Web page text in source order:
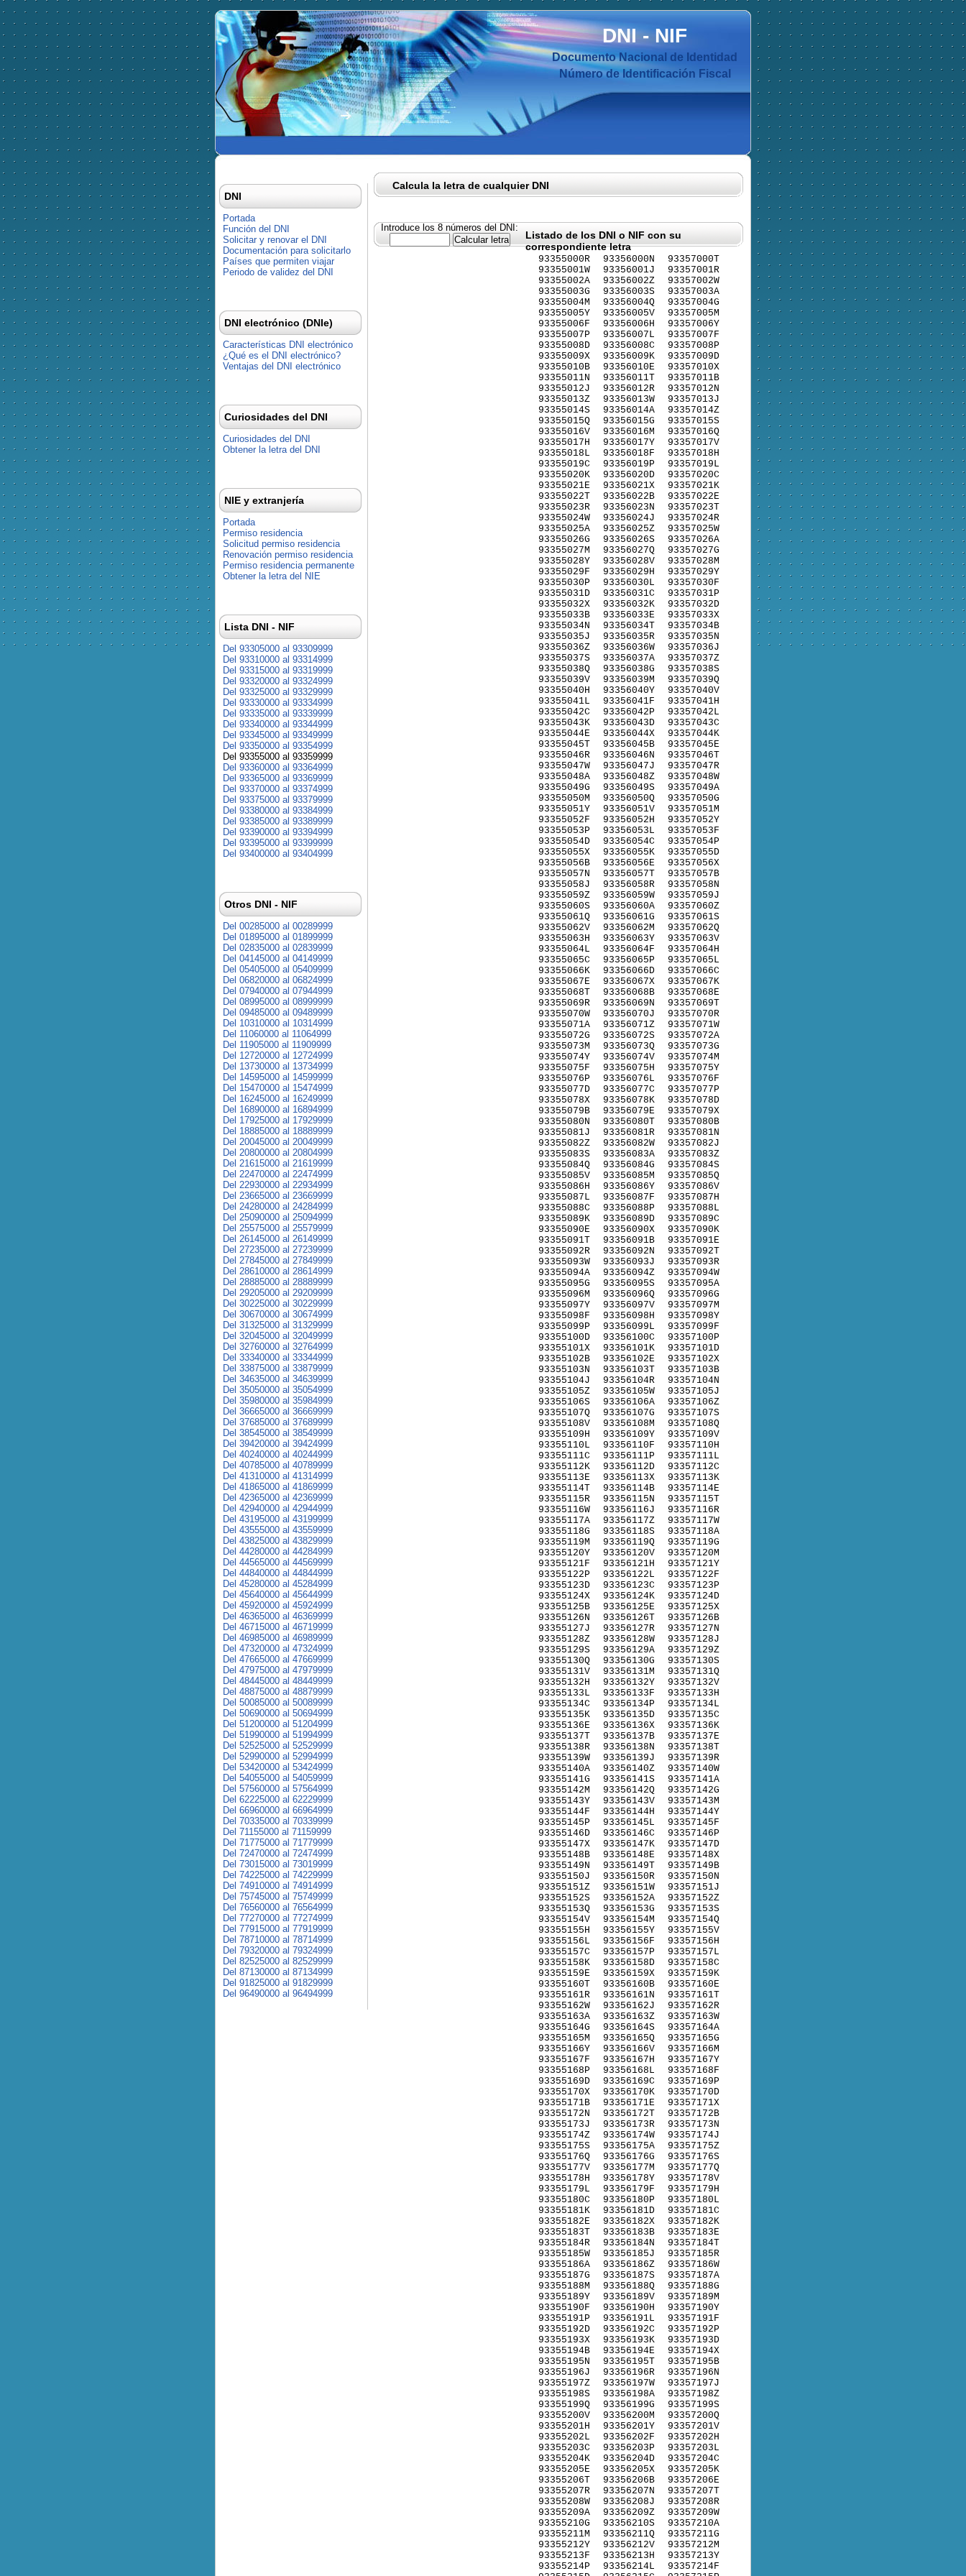
DNI-NIF
Documento Nacional de Identidad
Número de Identificación Fiscal
Calcula la letra de cualquier DNI
Introduce los 8 números del DNI:
Listado de los DNI o NIF con su
correspondiente letra
93355000R
93355001W
93355002A
93355003G
93355004M
93355005Y
93355006F
93355007P
93355008D
93355009X
93355010B
93355011N
93355012J
93355013Z
93355014S
93355015Q
93355016V
93355017H
93355018L
93355019C
93355020K
93355021E
93355022T
93355023R
93355024W
93355025A
93355026G
93355027M
93355028Y
93355029F
93355030P
93355031D
93355032X
93355033B
93355034N
93355035J
93355036Z
93355037S
93355038Q
93355039V
93355040H
93355041L
93355042C
93355043K
93355044E
93355045T
93355046R
93355047W
93355048A
93355049G
93355050M
93355051Y
93355052F
93355053P
93355054D
93355055X
93355056B
93355057N
93355058J
93355059Z
93355060S
93355061Q
93355062V
93355063H
93355064L
93355065C
93355066K
93355067E
93355068T
93355069R
93355070W
93355071A
93355072G
93355073M
93355074Y
93355075F
93355076P
93355077D
93355078X
93355079B
93355080N
93355081J
93355082Z
93355083S
93355084Q
93355085V
93355086H
93355087L
93355088C
93355089K
93355090E
93355091T
93355092R
93355093W
93355094A
93355095G
93355096M
93355097Y
93355098F
93355099P
93355100D
93355101X
93355102B
93355103N
93355104J
93355105Z
93355106S
93355107Q
93355108V
93355109H
93355110L
93355111C
93355112K
93355113E
93355114T
93355115R
93355116W
93355117A
93355118G
93355119M
93355120Y
93355121F
93355122P
93355123D
93355124X
93355125B
93355126N
93355127J
93355128Z
93355129S
93355130Q
93355131V
93355132H
93355133L
93355134C
93355135K
93355136E
93355137T
93355138R
93355139W
93355140A
93355141G
93355142M
93355143Y
93355144F
93355145P
93355146D
93355147X
93355148B
93355149N
93355150J
93355151Z
93355152S
93355153Q
93355154V
93355155H
93355156L
93355157C
93355158K
93355159E
93355160T
93355161R
93355162W
93355163A
93355164G
93355165M
93355166Y
93355167F
93355168P
93355169D
93355170X
93355171B
93355172N
93355173J
93355174Z
93355175S
93355176Q
93355177V
93355178H
93355179L
93355180C
93355181K
93355182E
93355183T
93355184R
93355185W
93355186A
93355187G
93355188M
93355189Y
93355190F
93355191P
93355192D
93355193X
93355194B
93355195N
93355196J
93355197Z
93355198S
93355199Q
93355200V
93355201H
93355202L
93355203C
93355204K
93355205E
93355206T
93355207R
93355208W
93355209A
93355210G
93355211M
93355212Y
93355213F
93355214P
93356000N
93356001J
93356002Z
93356003S
93356004Q
93356005V
93356006H
93356007L
93356008C
93356009K
93356010E
93356011T
93356012R
93356013W
93356014A
93356015G
93356016M
93356017Y
93356018F
93356019P
93356020D
93356021X
93356022B
93356023N
93356024J
93356025Z
93356026S
93356027Q
93356028V
93356029H
93356030L
93356031C
93356032K
93356033E
93356034T
93356035R
93356036W
93356037A
93356038G
93356039M
93356040Y
93356041F
93356042P
93356043D
93356044X
93356045B
93356046N
93356047J
93356048Z
93356049S
93356050Q
93356051V
93356052H
93356053L
93356054C
93356055K
93356056E
93356057T
93356058R
93356059W
93356060A
93356061G
93356062M
93356063Y
93356064F
93356065P
93356066D
93356067X
93356068B
93356069N
93356070J
93356071Z
93356072S
93356073Q
93356074V
93356075H
93356076L
93356077C
93356078K
93356079E
93356080T
93356081R
93356082W
93356083A
93356084G
93356085M
93356086Y
93356087F
93356088P
93356089D
93356090X
93356091B
93356092N
93356093J
93356094Z
93356095S
93356096Q
93356097V
93356098H
93356099L
93356100C
93356101K
93356102E
93356103T
93356104R
93356105W
93356106A
93356107G
93356108M
93356109Y
93356110F
93356111P
93356112D
93356113X
93356114B
93356115N
93356116J
93356117Z
93356118S
93356119Q
93356120V
93356121H
93356122L
93356123C
93356124K
93356125E
93356126T
93356127R
93356128W
93356129A
93356130G
93356131M
93356132Y
93356133F
93356134P
93356135D
93356136X
93356137B
93356138N
93356139J
93356140Z
93356141S
93356142Q
93356143V
93356144H
93356145L
93356146C
93356147K
93356148E
93356149T
93356150R
93356151W
93356152A
93356153G
93356154M
93356155Y
93356156F
93356157P
93356158D
93356159X
93356160B
93356161N
93356162J
93356163Z
93356164S
93356165Q
93356166V
93356167H
93356168L
93356169C
93356170K
93356171E
93356172T
93356173R
93356174W
93356175A
93356176G
93356177M
93356178Y
93356179F
93356180P
93356181D
93356182X
93356183B
93356184N
93356185J
93356186Z
93356187S
93356188Q
93356189V
93356190H
93356191L
93356192C
93356193K
93356194E
93356195T
93356196R
93356197W
93356198A
93356199G
93356200M
93356201Y
93356202F
93356203P
93356204D
93356205X
93356206B
93356207N
93356208J
93356209Z
93356210S
93356211Q
93356212V
93356213H
93356214L
93357000T
93357001R
93357002W
93357003A
93357004G
93357005M
93357006Y
93357007F
93357008P
93357009D
93357010X
93357011B
93357012N
93357013J
93357014Z
93357015S
93357016Q
93357017V
93357018H
93357019L
93357020C
93357021K
93357022E
93357023T
93357024R
93357025W
93357026A
93357027G
93357028M
93357029Y
93357030F
93357031P
93357032D
93357033X
93357034B
93357035N
93357036J
93357037Z
93357038S
93357039Q
93357040V
93357041H
93357042L
93357043C
93357044K
93357045E
93357046T
93357047R
93357048W
93357049A
93357050G
93357051M
93357052Y
93357053F
93357054P
93357055D
93357056X
93357057B
93357058N
93357059J
93357060Z
93357061S
93357062Q
93357063V
93357064H
93357065L
93357066C
93357067K
93357068E
93357069T
93357070R
93357071W
93357072A
93357073G
93357074M
93357075Y
93357076F
93357077P
93357078D
93357079X
93357080B
93357081N
93357082J
93357083Z
93357084S
93357085Q
93357086V
93357087H
93357088L
93357089C
93357090K
93357091E
93357092T
93357093R
93357094W
93357095A
93357096G
93357097M
93357098Y
93357099F
93357100P
93357101D
93357102X
93357103B
93357104N
93357105J
93357106Z
93357107S
93357108Q
93357109V
93357110H
93357111L
93357112C
93357113K
93357114E
93357115T
93357116R
93357117W
93357118A
93357119G
93357120M
93357121Y
93357122F
93357123P
93357124D
93357125X
93357126B
93357127N
93357128J
93357129Z
93357130S
93357131Q
93357132V
93357133H
93357134L
93357135C
93357136K
93357137E
93357138T
93357139R
93357140W
93357141A
93357142G
93357143M
93357144Y
93357145F
93357146P
93357147D
93357148X
93357149B
93357150N
93357151J
93357152Z
93357153S
93357154Q
93357155V
93357156H
93357157L
93357158C
93357159K
93357160E
93357161T
93357162R
93357163W
93357164A
93357165G
93357166M
93357167Y
93357168F
93357169P
93357170D
93357171X
93357172B
93357173N
93357174J
93357175Z
93357176S
93357177Q
93357178V
93357179H
93357180L
93357181C
93357182K
93357183E
93357184T
93357185R
93357186W
93357187A
93357188G
93357189M
93357190Y
93357191F
93357192P
93357193D
93357194X
93357195B
93357196N
93357197J
93357198Z
93357199S
93357200Q
93357201V
93357202H
93357203L
93357204C
93357205K
93357206E
93357207T
93357208R
93357209W
93357210A
93357211G
93357212M
93357213Y
93357214F
DNI
Portada
Función del DNI
Solicitar y renovar el DNI
Documentación para solicitarlo
Países que permiten viajar
Periodo de validez del DNI
DNI electrónico (DNIe)
Características DNI electrónico
¿Qué es el DNI electrónico?
Ventajas del DNI electrónico
Curiosidades del DNI
Curiosidades del DNI
Obtener la letra del DNI
NIE y extranjería
Portada
Permiso residencia
Solicitud permiso residencia
Renovación permiso residencia
Permiso residencia permanente
Obtener la letra del NIE
Lista DNI - NIF
Del 93305000 al 93309999
Del 93310000 al 93314999
Del 93315000 al 93319999
Del 93320000 al 93324999
Del 93325000 al 93329999
Del 93330000 al 93334999
Del 93335000 al 93339999
Del 93340000 al 93344999
Del 93345000 al 93349999
Del 93350000 al 93354999
Del 93355000 al 93359999
Del 93360000 al 93364999
Del 93365000 al 93369999
Del 93370000 al 93374999
Del 93375000 al 93379999
Del 93380000 al 93384999
Del 93385000 al 93389999
Del 93390000 al 93394999
Del 93395000 al 93399999
Del 93400000 al 93404999
Otros DNI - NIF
Del 00285000 al 00289999
Del 01895000 al 01899999
Del 02835000 al 02839999
Del 04145000 al 04149999
Del 05405000 al 05409999
Del 06820000 al 06824999
Del 07940000 al 07944999
Del 08995000 al 08999999
Del 09485000 al 09489999
Del 10310000 al 10314999
Del 11060000 al 11064999
Del 11905000 al 11909999
Del 12720000 al 12724999
Del 13730000 al 13734999
Del 14595000 al 14599999
Del 15470000 al 15474999
Del 16245000 al 16249999
Del 16890000 al 16894999
Del 17925000 al 17929999
Del 18885000 al 18889999
Del 20045000 al 20049999
Del 20800000 al 20804999
Del 21615000 al 21619999
Del 22470000 al 22474999
Del 22930000 al 22934999
Del 23665000 al 23669999
Del 24280000 al 24284999
Del 25090000 al 25094999
Del 25575000 al 25579999
Del 26145000 al 26149999
Del 27235000 al 27239999
Del 27845000 al 27849999
Del 28610000 al 28614999
Del 28885000 al 28889999
Del 29205000 al 29209999
Del 30225000 al 30229999
Del 30670000 al 30674999
Del 31325000 al 31329999
Del 32045000 al 32049999
Del 32760000 al 32764999
Del 33340000 al 33344999
Del 33875000 al 33879999
Del 34635000 al 34639999
Del 35050000 al 35054999
Del 35980000 al 35984999
Del 36665000 al 36669999
Del 37685000 al 37689999
Del 38545000 al 38549999
Del 39420000 al 39424999
Del 40240000 al 40244999
Del 40785000 al 40789999
Del 41310000 al 41314999
Del 41865000 al 41869999
Del 42365000 al 42369999
Del 42940000 al 42944999
Del 43195000 al 43199999
Del 43555000 al 43559999
Del 43825000 al 43829999
Del 44280000 al 44284999
Del 44565000 al 44569999
Del 44840000 al 44844999
Del 45280000 al 45284999
Del 45640000 al 45644999
Del 45920000 al 45924999
Del 46365000 al 46369999
Del 46715000 al 46719999
Del 46985000 al 46989999
Del 47320000 al 47324999
Del 47665000 al 47669999
Del 47975000 al 47979999
Del 48445000 al 48449999
Del 48875000 al 48879999
Del 50085000 al 50089999
Del 50690000 al 50694999
Del 51200000 al 51204999
Del 51990000 al 51994999
Del 52525000 al 52529999
Del 52990000 al 52994999
Del 53420000 al 53424999
Del 54055000 al 54059999
Del 57560000 al 57564999
Del 62225000 al 62229999
Del 66960000 al 66964999
Del 70335000 al 70339999
Del 71155000 al 71159999
Del 71775000 al 71779999
Del 72470000 al 72474999
Del 73015000 al 73019999
Del 74225000 al 74229999
Del 74910000 al 74914999
Del 75745000 al 75749999
Del 76560000 al 76564999
Del 77270000 al 77274999
Del 77915000 al 77919999
Del 78710000 al 78714999
Del 79320000 al 79324999
Del 82525000 al 82529999
Del 87130000 al 87134999
Del 91825000 al 91829999
Del 96490000 al 96494999